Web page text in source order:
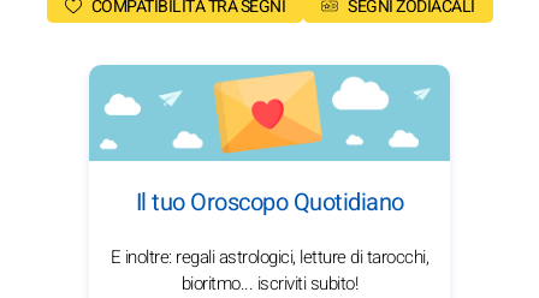
COMPATIBILITÀ TRA SEGNI
SEGNI ZODIACALI
Il tuo Oroscopo Quotidiano
E inoltre: regali astrologici, letture di tarocchi,
bioritmo... iscriviti subito!